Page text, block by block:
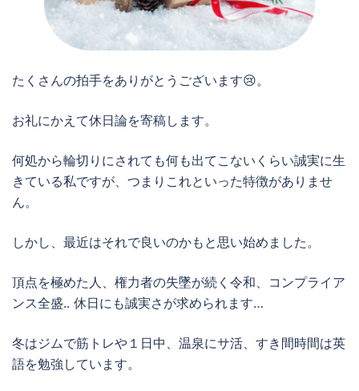
たくさんの拍手をありがとうございます😢。
お礼にかえて休日論を寄稿します。
何処から輪切りにされても何も出てこないくらい誠実に生
きている私ですが、つまりこれといった特徴がありませ
ん。
しかし、最近はそれで良いのかもと思い始めました。
頂点を極めた人、権力者の失墜が続く令和、コンプライア
ンス全盛.. 休日にも誠実さが求められます…
冬はジムで筋トレや１日中、温泉にサ活、すき間時間は英
語を勉強しています。